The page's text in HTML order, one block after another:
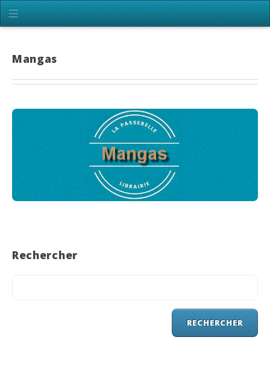
Mangas
Rechercher